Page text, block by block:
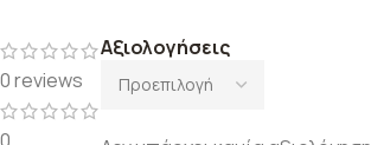
0 reviews
Αξιολογήσεις